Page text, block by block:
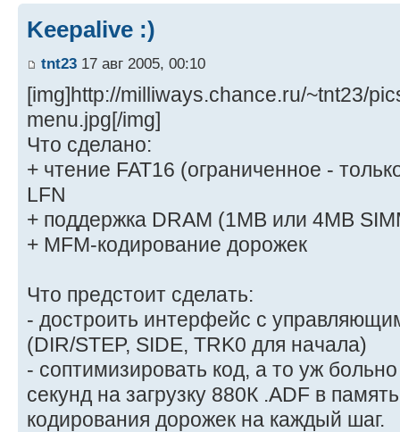
Keepalive :)
tnt23 17 авг 2005, 00:10
[img]http://milliways.chance.ru/~tnt23/
menu.jpg[/img]
Что сделано:
+ чтение FAT16 (ограниченное -
LFN
+ поддержка DRAM (1MB или 4MB
+ MFM-кодирование дорожек
Что предстоит сделать:
- достроить интерфейс с
(DIR/STEP, SIDE, TRK0 для начала)
- соптимизировать код, а то уж
секунд на загрузку 880К .ADF в
кодирования дорожек на каждый шаг.